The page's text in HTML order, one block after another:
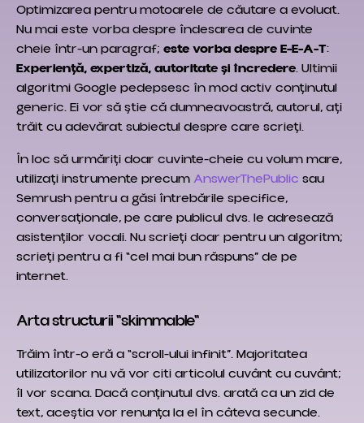
Optimizarea pentru motoarele de căutare a evoluat.
Nu mai este vorba despre îndesarea de cuvinte
cheie într-un paragraf; este vorba despre E-E-A-T:
Experiență, expertiză, autoritate și încredere. Ultimii
algoritmi Google pedepsesc în mod activ conținutul
generic. Ei vor să știe că dumneavoastră, autorul, ați
trăit cu adevărat subiectul despre care scrieți.
În loc să urmăriți doar cuvinte-cheie cu volum mare,
utilizați instrumente precum AnswerThePublic sau
Semrush pentru a găsi întrebările specifice,
conversaționale, pe care publicul dvs. le adresează
asistenților vocali. Nu scrieți doar pentru un algoritm;
scrieți pentru a fi “cel mai bun răspuns” de pe
internet.
Arta structurii "skimmable"
Trăim într-o eră a “scroll-ului infinit”. Majoritatea
utilizatorilor nu vă vor citi articolul cuvânt cu cuvânt;
îl vor scana. Dacă conținutul dvs. arată ca un zid de
text, aceștia vor renunța la el în câteva secunde.